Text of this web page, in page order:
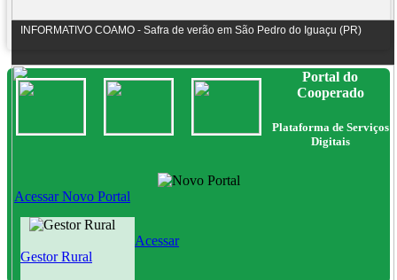
INFORMATIVO COAMO - Safra de verão em São Pedro do Iguaçu (PR)
Portal do
Cooperado
Plataforma de Serviços
Digitais
Acessar Novo Portal
Acessar
Gestor Rural